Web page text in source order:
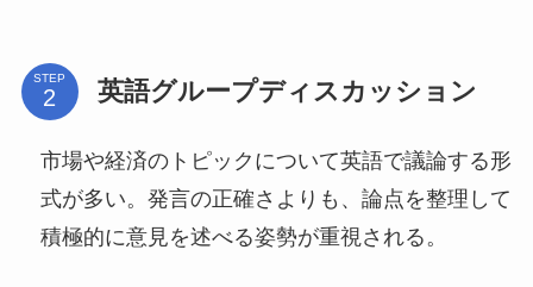
STEP 英語グループディスカッション
市場や経済のトピックについて英語で議論する形
式が多い。発言の正確さよりも、論点を整理して
積極的に意見を述べる姿勢が重視される。